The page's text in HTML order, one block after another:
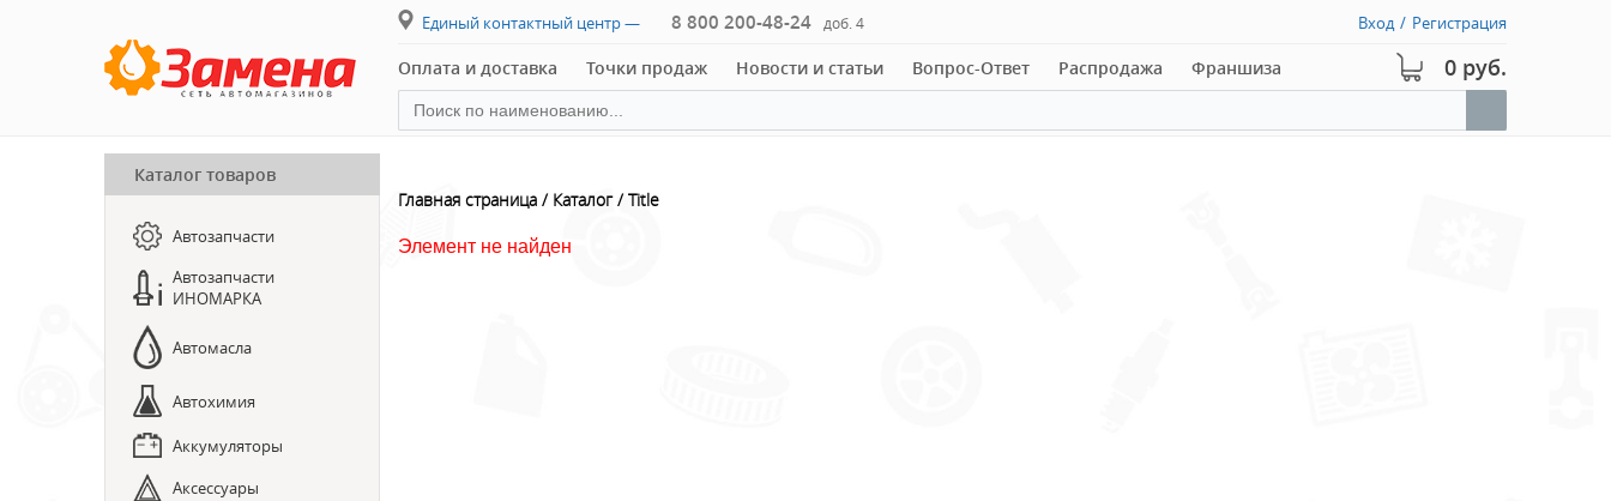
Единый контактный центр — 8 800 200-48-24 доб. 4 Вход / Регистрация
Оплата и доставка Точки продаж Новости и статьи Вопрос-Ответ Распродажа Франшиза 0 руб.
ПРЕДЗАКАЗ ЗАПЧАСТЕЙ
ЗАПИСЬ НА СТО
Каталог товаров
Автозапчасти
Автозапчасти
ИНОМАРКА
Автомасла
Автохимия
Аккумуляторы
Аксессуары
Главная страница Каталог Title
Элемент не найден